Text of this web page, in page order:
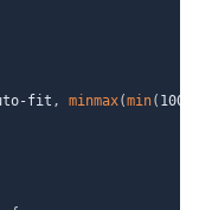
fit , minmax(min( 100%